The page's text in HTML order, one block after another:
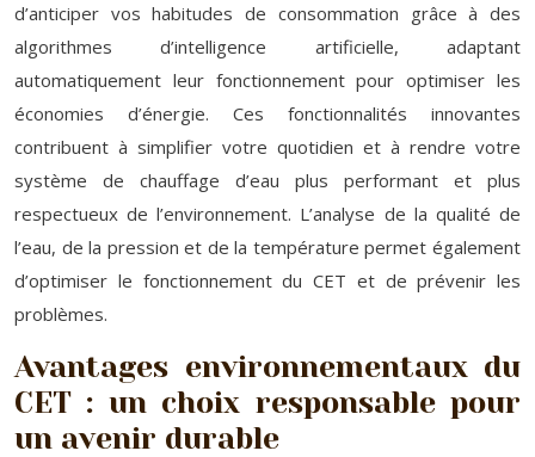
d’anticiper vos habitudes de consommation grâce à des
algorithmes d’intelligence artificielle, adaptant
automatiquement leur fonctionnement pour optimiser les
économies d’énergie. Ces fonctionnalités innovantes
contribuent à simplifier votre quotidien et à rendre votre
système de chauffage d’eau plus performant et plus
respectueux de l’environnement. L’analyse de la qualité de
l’eau, de la pression et de la température permet également
d’optimiser le fonctionnement du CET et de prévenir les
problèmes.
Avantages environnementaux du
CET : un choix responsable pour
un avenir durable